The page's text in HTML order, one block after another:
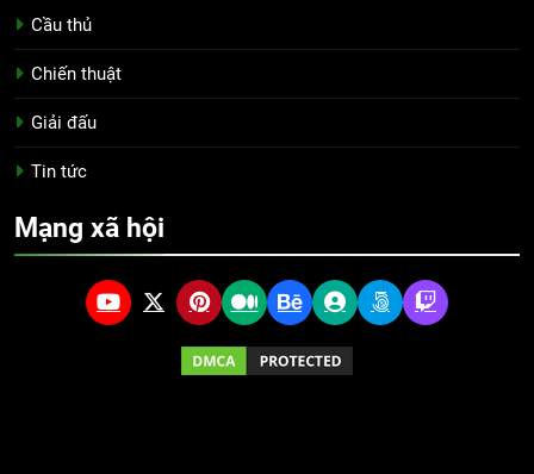
Cầu thủ
Chiến thuật
Giải đấu
Tin tức
Mạng xã hội